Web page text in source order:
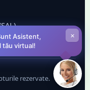
rezervate.
Asistent,
tău virtual!
×